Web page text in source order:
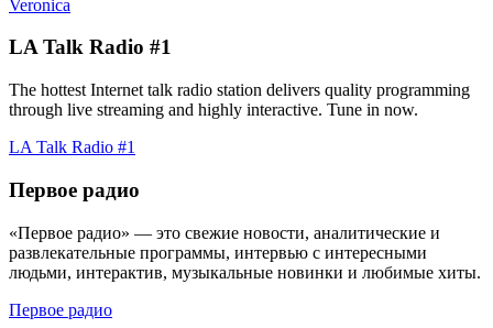
Veronica
LA Talk Radio #1
The hottest Internet talk radio station delivers quality programming
through live streaming and highly interactive. Tune in now.
LA Talk Radio #1
Первое радио
«Первое радио» — это свежие новости, аналитические и
развлекательные программы, интервью с интересными
людьми, интерактив, музыкальные новинки и любимые хиты.
Первое радио